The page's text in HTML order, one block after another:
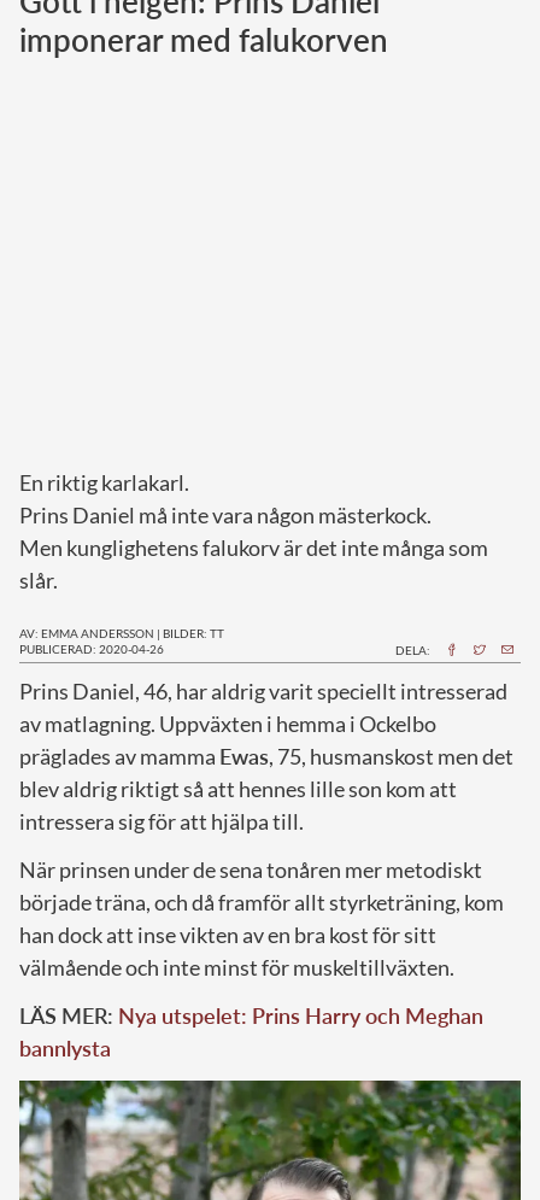
Norska kungahuset
imponerar med falukorven
En riktig karlakarl.
Prins Daniel må inte vara någon mästerkock.
Men kunglighetens falukorv är det inte många som
slår.
AV: EMMA ANDERSSON | BILDER: TT
PUBLICERAD: 2020-04-26
DELA:
Prins Daniel, 46, har aldrig varit speciellt intresserad
av matlagning. Uppväxten i hemma i Ockelbo
präglades av mamma Ewas, 75, husmanskost men det
blev aldrig riktigt så att hennes lille son kom att
intressera sig för att hjälpa till.
När prinsen under de sena tonåren mer metodiskt
började träna, och då framför allt styrketräning, kom
han dock att inse vikten av en bra kost för sitt
välmående och inte minst för muskeltillväxten.
LÄS MER: Nya utspelet: Prins Harry och Meghan
bannlysta